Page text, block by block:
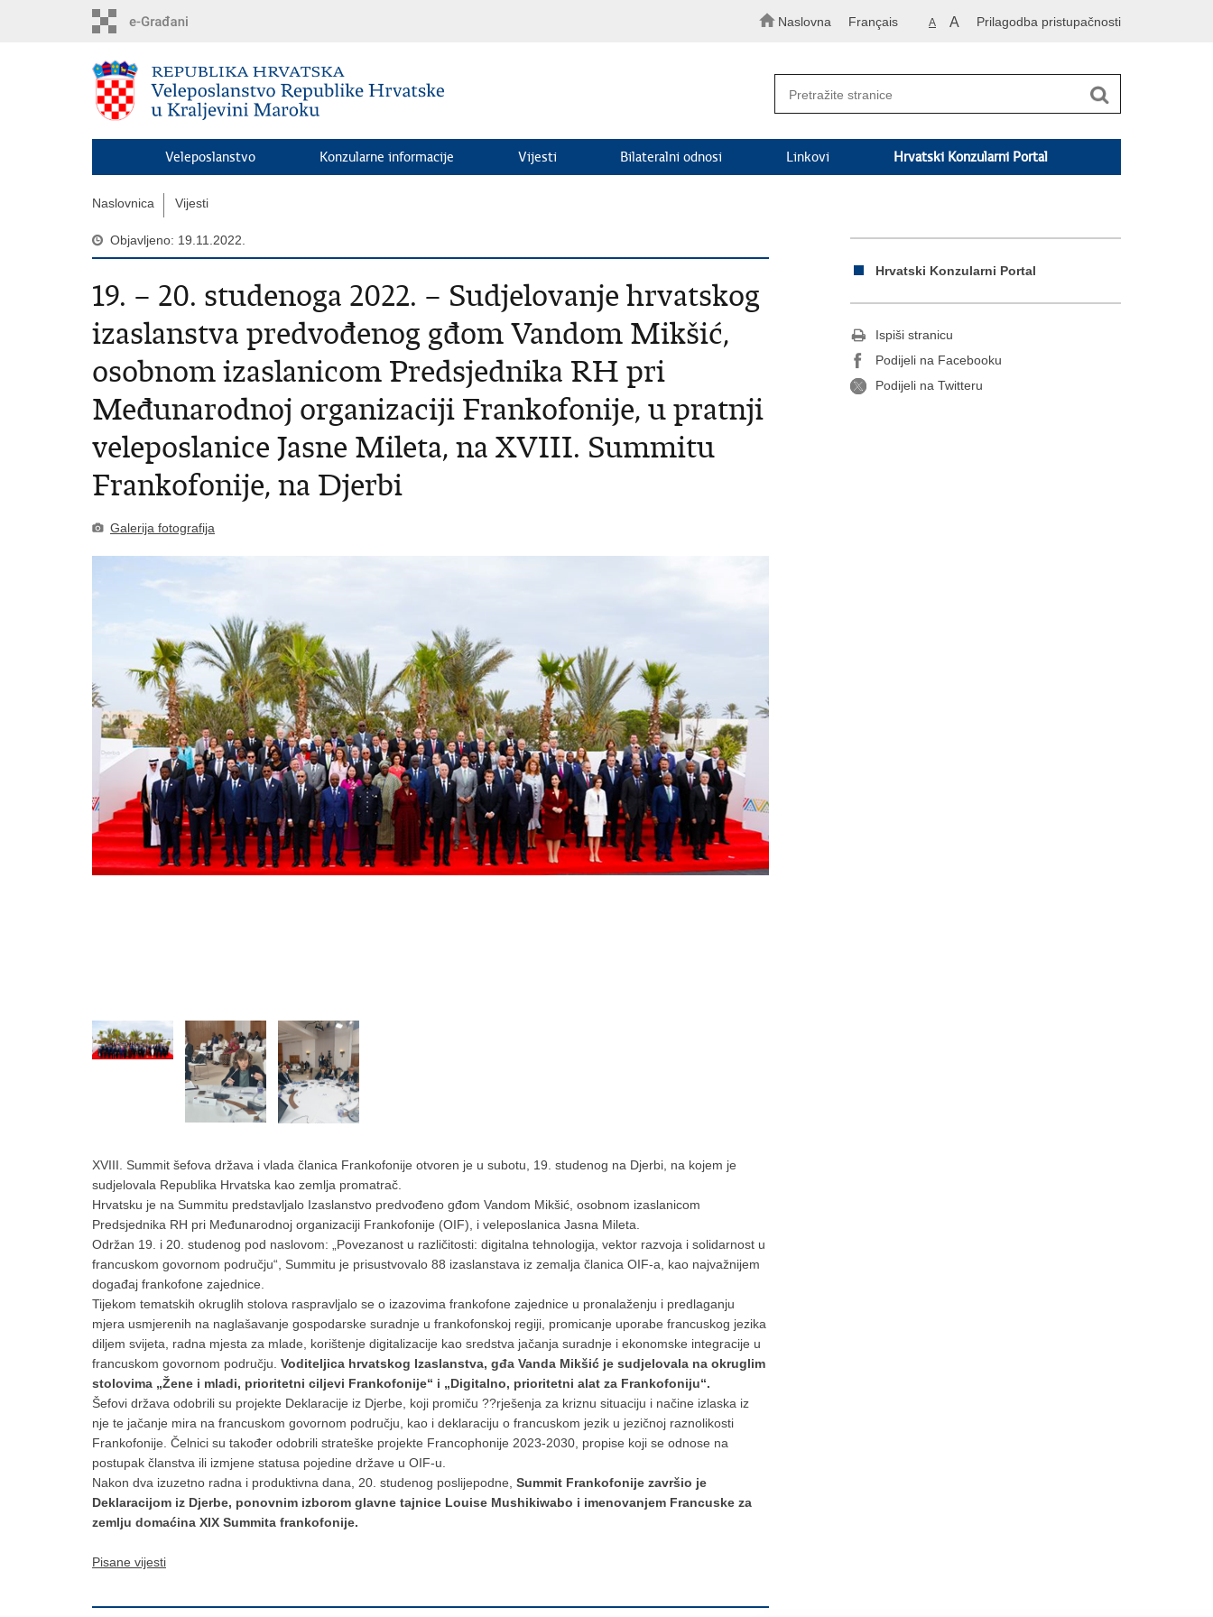
Naslovna Français A A Prilagodba pristupačnosti
Veleposlanstvo Konzularne informacije Vijesti Bilateralni odnosi Linkovi Hrvatski Konzularni Portal
Naslovnica Vijesti
Objavljeno: 19.11.2022.
19. – 20. studenoga 2022. – Sudjelovanje hrvatskog
izaslanstva predvođenog gđom Vandom Mikšić,
osobnom izaslanicom Predsjednika RH pri
Međunarodnoj organizaciji Frankofonije, u pratnji
veleposlanice Jasne Mileta, na XVIII. Summitu
Frankofonije, na Djerbi
Galerija fotografija
XVIII. Summit šefova država i vlada članica Frankofonije otvoren je u subotu, 19. studenog na Djerbi, na kojem je
sudjelovala Republika Hrvatska kao zemlja promatrač.
Hrvatsku je na Summitu predstavljalo Izaslanstvo predvođeno gđom Vandom Mikšić, osobnom izaslanicom
Predsjednika RH pri Međunarodnoj organizaciji Frankofonije (OIF), i veleposlanica Jasna Mileta.
Održan 19. i 20. studenog pod naslovom: „Povezanost u različitosti: digitalna tehnologija, vektor razvoja i solidarnost u
francuskom govornom području“, Summitu je prisustvovalo 88 izaslanstava iz zemalja članica OIF-a, kao najvažnijem
događaj frankofone zajednice.
Tijekom tematskih okruglih stolova raspravljalo se o izazovima frankofone zajednice u pronalaženju i predlaganju
mjera usmjerenih na naglašavanje gospodarske suradnje u frankofonskoj regiji, promicanje uporabe francuskog jezika
diljem svijeta, radna mjesta za mlade, korištenje digitalizacije kao sredstva jačanja suradnje i ekonomske integracije u
francuskom govornom području. Voditeljica hrvatskog Izaslanstva, gđa Vanda Mikšić je sudjelovala na okruglim
stolovima „Žene i mladi, prioritetni ciljevi Frankofonije“ i „Digitalno, prioritetni alat za Frankofoniju“.
Šefovi država odobrili su projekte Deklaracije iz Djerbe, koji promiču ??rješenja za kriznu situaciju i načine izlaska iz
nje te jačanje mira na francuskom govornom području, kao i deklaraciju o francuskom jezik u jezičnoj raznolikosti
Frankofonije. Čelnici su također odobrili strateške projekte Francophonije 2023-2030, propise koji se odnose na
postupak članstva ili izmjene statusa pojedine države u OIF-u.
Nakon dva izuzetno radna i produktivna dana, 20. studenog poslijepodne, Summit Frankofonije završio je
Deklaracijom iz Djerbe, ponovnim izborom glavne tajnice Louise Mushikiwabo i imenovanjem Francuske za
zemlju domaćina XIX Summita frankofonije.
Pisane vijesti
Hrvatski Konzularni Portal
Ispiši stranicu
Podijeli na Facebooku
Podijeli na Twitteru